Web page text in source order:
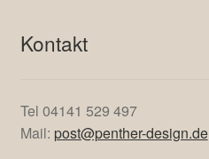
Kontakt
Tel 04141 529 497
Mail: post@penther-design.de